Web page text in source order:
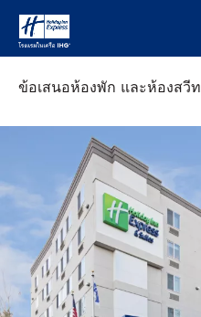
ข้อเสนอห้องพัก และห้องสวีท